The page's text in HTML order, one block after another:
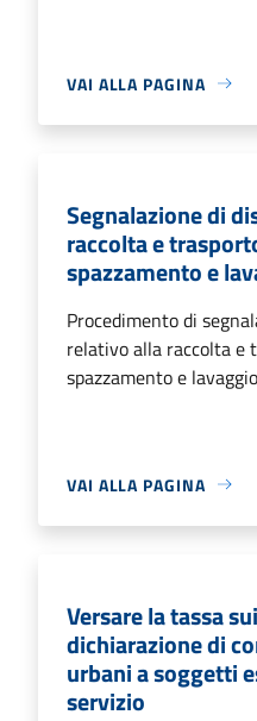
VAI ALLA PAGINA
Segnalazione di
raccolta e
spazzamento e
Procedimento di
relativo alla raccolta
spazzamento e
VAI ALLA PAGINA
Versare la tassa
dichiarazione di
urbani a soggetti
servizio